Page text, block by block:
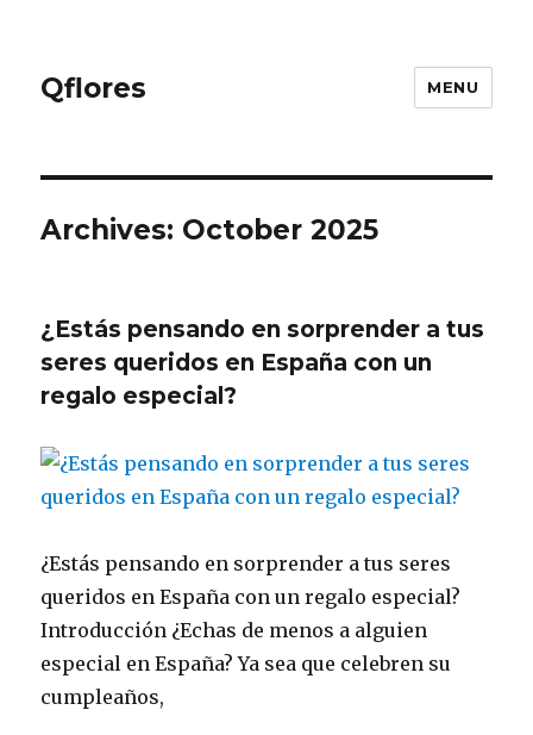
Qflores MENU
Archives: October 2025
¿Estás pensando en sorprender a tus
seres queridos en España con un
regalo especial?
¿Estás pensando en sorprender a tus seres
queridos en España con un regalo especial?
Introducción ¿Echas de menos a alguien
especial en España? Ya sea que celebren su
cumpleaños,